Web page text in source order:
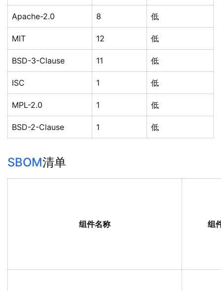
Apache-2.0 8 低
MIT 12 低
BSD-3-Clause 11 低
ISC 1 低
MPL-2.0 1 低
BSD-2-Clause 1 低
SBOM清单
组件名称 组